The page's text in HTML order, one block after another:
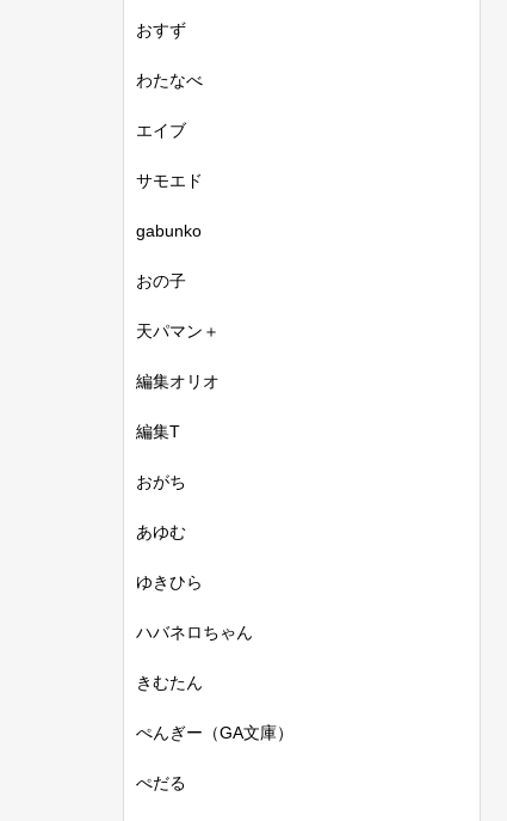
おすず
わたなべ
エイブ
サモエド
gabunko
おの子
天パマン＋
編集オリオ
編集T
おがち
あゆむ
ゆきひら
ハバネロちゃん
きむたん
ぺんぎー（GA文庫）
ぺだる